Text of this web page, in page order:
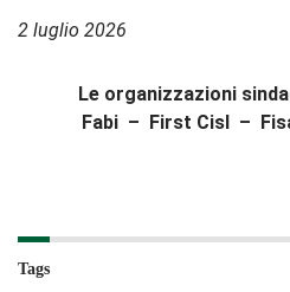
2 luglio 2026
Le organizzazioni
Fabi – First Cisl –
Tags